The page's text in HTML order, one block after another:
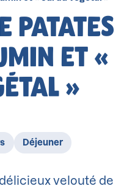
PATATES
ET «
»
Déjeuner
velouté de